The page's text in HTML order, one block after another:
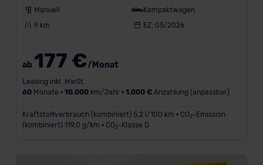
Manuell
Kompaktwagen
9 km
EZ: 05/2026
ab 177 €/Monat
Leasing inkl. MwSt.
60Monate • 10.000km/Jahr • 1.000 €Anzahlung (anpassbar)
Kraftstoffverbrauch (kombiniert) 5,2 l/100 km • CO2-Emission
(kombiniert) 119,0 g/km • CO2-Klasse D